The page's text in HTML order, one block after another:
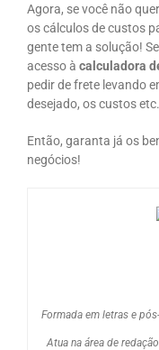
Agora, se você não
os cálculos de custos
gente tem a solução!
acesso à calculadora
pedir de frete levando
desejado, os custos etc.
Então, garanta já os
negócios!
Formada em letras e
Atua na área de